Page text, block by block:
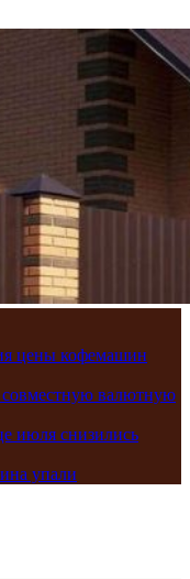
цены кофемашин
валютную
июля снизились
упали